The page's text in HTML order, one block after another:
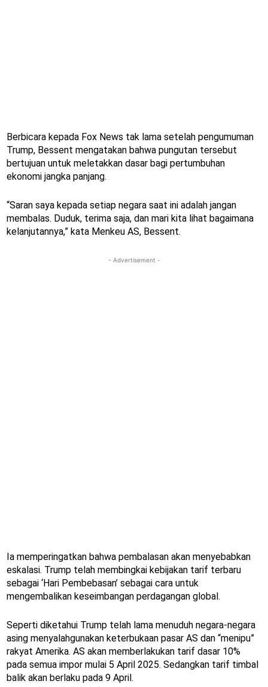
Berbicara kepada Fox News tak lama setelah pengumuman
Trump, Bessent mengatakan bahwa pungutan tersebut
bertujuan untuk meletakkan dasar bagi pertumbuhan
ekonomi jangka panjang.
“Saran saya kepada setiap negara saat ini adalah jangan
membalas. Duduk, terima saja, dan mari kita lihat bagaimana
kelanjutannya,” kata Menkeu AS, Bessent.
- Advertisement -
Ia memperingatkan bahwa pembalasan akan menyebabkan
eskalasi. Trump telah membingkai kebijakan tarif terbaru
sebagai ‘Hari Pembebasan’ sebagai cara untuk
mengembalikan keseimbangan perdagangan global.
Seperti diketahui Trump telah lama menuduh negara-negara
asing menyalahgunakan keterbukaan pasar AS dan “menipu”
rakyat Amerika. AS akan memberlakukan tarif dasar 10%
pada semua impor mulai 5 April 2025. Sedangkan tarif timbal
balik akan berlaku pada 9 April.